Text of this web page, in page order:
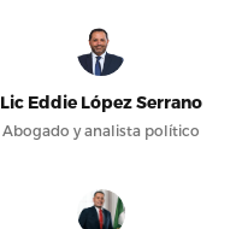
Lic Eddie López Serrano
Abogado y analista político